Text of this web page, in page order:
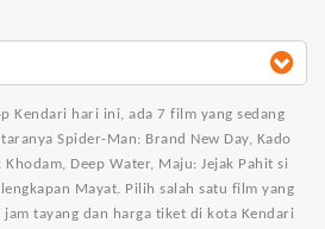
Kendari hari ini, ada 7 film yang sedang
Spider-Man: Brand New Day, Kado
Khodam, Deep Water, Maju: Jejak Pahit si
Mayat. Pilih salah satu film yang
tayang dan harga tiket di kota Kendari